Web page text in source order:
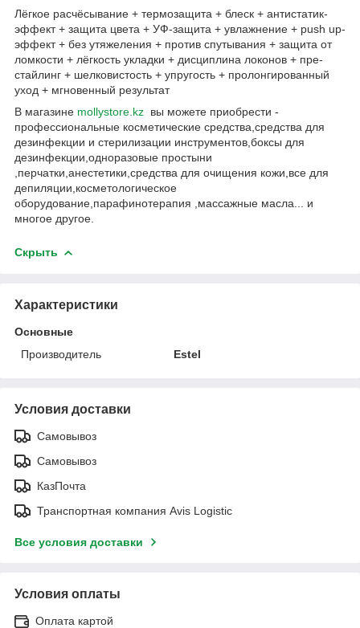
Лёгкое расчёсывание + термозащита + блеск + антистатик-
эффект + защита цвета + УФ-защита + увлажнение + push up-
эффект + без утяжеления + против спутывания + защита от
ломкости + лёгкость укладки + дисциплина локонов + пре-
стайлинг + шелковистость + упругость + пролонгированный
уход + мгновенный результат
В магазине mollystore.kz вы можете приобрести -
профессиональные косметические средства,средства для
дезинфекции и стерилизации инструментов,боксы для
дезинфекции,одноразовые простыни
,перчатки,анестетики,средства для очищения кожи,все для
депиляции,косметологическое
оборудование,парафинотерапия ,массажные масла... и
многое другое.
Скрыть
Характеристики
Основные
Производитель
Estel
Условия доставки
Самовывоз
Самовывоз
КазПочта
Транспортная компания Avis Logistic
Все условия доставки
Условия оплаты
Оплата картой